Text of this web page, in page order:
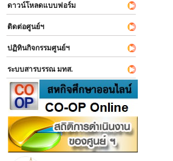
ดาวน์โหลดแบบฟอร์ม
ติดต่อศูนย์ฯ
ปฏิทินกิจกรรมศูนย์ฯ
ระบบสารบรรณ มทส.